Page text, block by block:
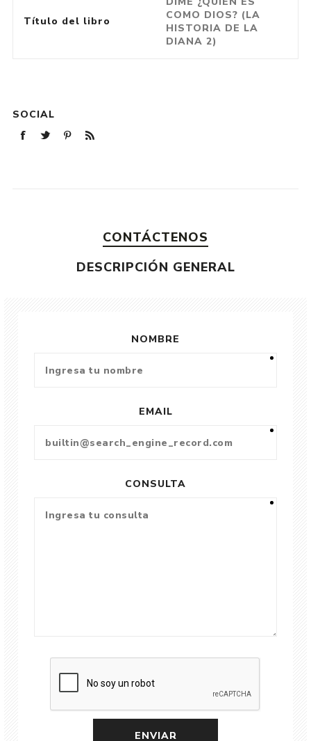
Título del libro
COMO DIOS? (LA
HISTORIA DE LA
DIANA 2)
SOCIAL
CONTÁCTENOS
DESCRIPCIÓN GENERAL
NOMBRE
EMAIL
CONSULTA